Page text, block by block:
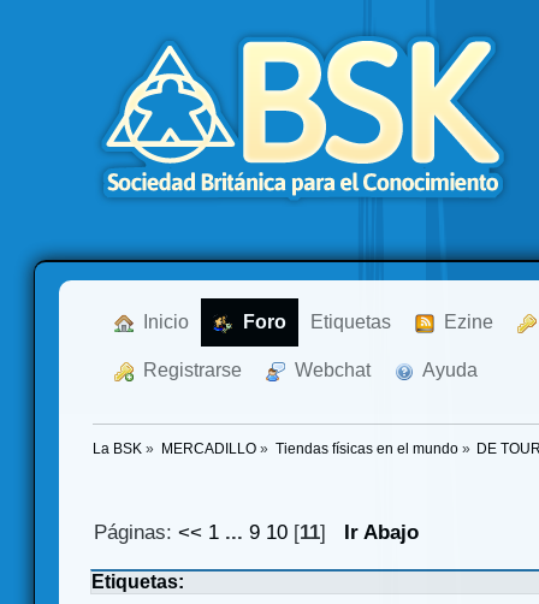
Inicio Foro Etiquetas Ezine
Registrarse Webchat Ayuda
La BSK » MERCADILLO» Tiendas físicas en el mundo» DE
Páginas:<< 1 ...9 10 [11] Ir Abajo
Etiquetas: